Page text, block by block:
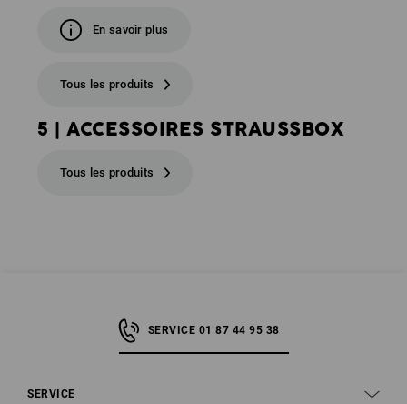
En savoir plus
Tous les produits
5 | ACCESSOIRES STRAUSSBOX
Tous les produits
SERVICE 01 87 44 95 38
SERVICE